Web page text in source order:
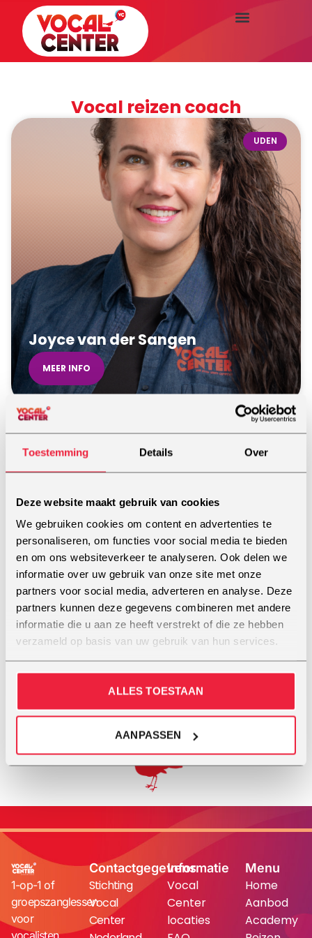
Toestemming Details Over
Deze website maakt gebruik van cookies
We gebruiken cookies om content en advertenties te
personaliseren, om functies voor social media te bieden
en om ons websiteverkeer te analyseren. Ook delen we
informatie over uw gebruik van onze site met onze
partners voor social media, adverteren en analyse. Deze
partners kunnen deze gegevens combineren met andere
informatie die u aan ze heeft verstrekt of die ze hebben
verzameld op basis van uw gebruik van hun services.
ALLES TOESTAAN
AANPASSEN
Vocal reizen coach
UDEN
Joyce van der Sangen
MEER INFO
BREDA
Elrieke van Gelderen
1-op-1 of
groepszanglessen
voor
Contactgegevens
Stichting
Vocal
Center
Informatie
Vocal
Center
locaties
Menu
Home
Aanbod
Academy